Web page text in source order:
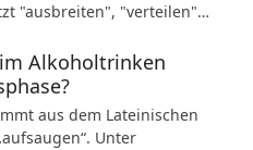
"ausbreiten", "verteilen"…
Alkoholtrinken
aus dem Lateinischen
Unter